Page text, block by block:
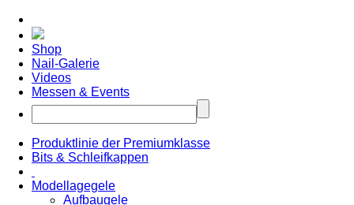
Shop
Nail-Galerie
Videos
Messen & Events
Produktlinie der Premiumklasse
Bits & Schleifkappen
Modellagegele
Aufbaugele